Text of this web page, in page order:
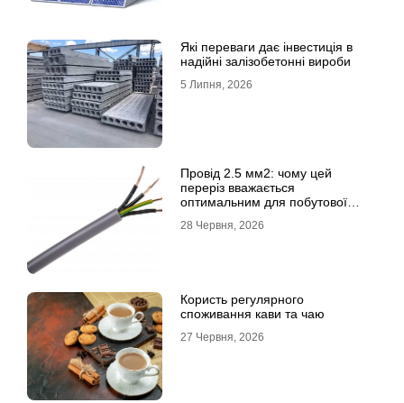
Які переваги дає інвестиція в
надійні залізобетонні вироби
5 Липня, 2026
Провід 2.5 мм2: чому цей
переріз вважається
оптимальним для побутової
28 Червня, 2026
Користь регулярного
споживання кави та чаю
27 Червня, 2026